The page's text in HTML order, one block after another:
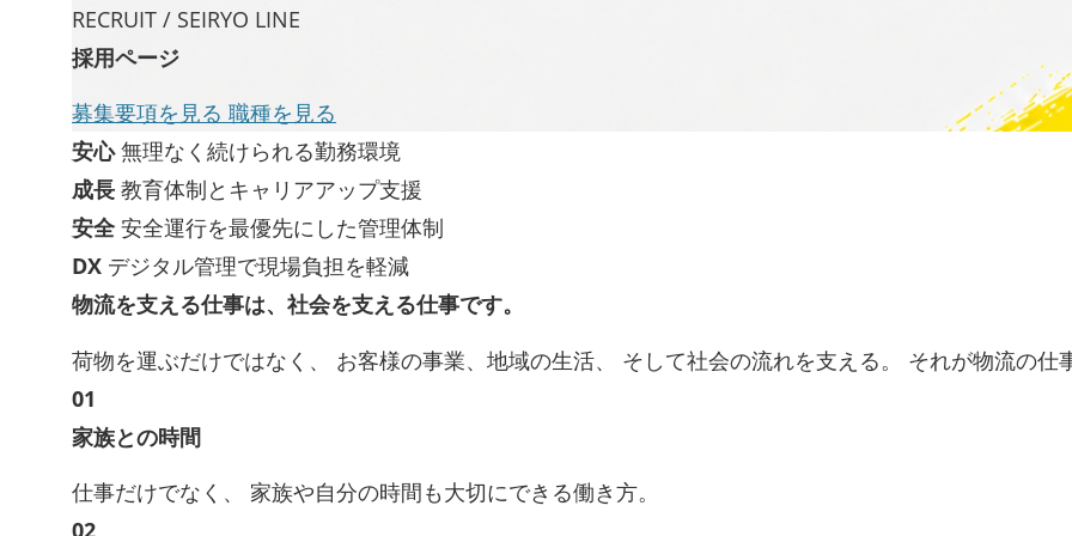
RECRUIT / SEIRYO LINE
採用ページ
募集要項を見る 職種を見る
安心 無理なく続けられる勤務環境
成長 教育体制とキャリアアップ支援
安全 安全運行を最優先にした管理体制
DX デジタル管理で現場負担を軽減
物流を支える仕事は、社会を支える仕事です。
荷物を運ぶだけではなく、 お客様の事業、地域の生活、 そして社会の流れを支える。 それが物流の仕
01
家族との時間
仕事だけでなく、 家族や自分の時間も大切にできる働き方。
02